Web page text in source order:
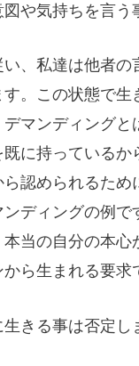
や気持ちを言う
、私達は他者
。この状態で
マンディング
既に持っている
ら認められるた
ンディングの例
当の自分の本
ら生まれる要求
きる事は否定